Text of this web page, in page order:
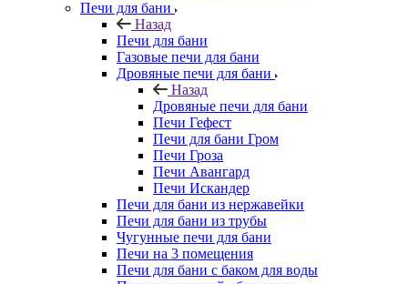
Печи для бани
Назад
Печи для бани
Газовые печи для бани
Дровяные печи для бани
Назад
Дровяные печи для бани
Печи Гефест
Печи для бани Гром
Печи Гроза
Печи Авангард
Печи Искандер
Печи для бани из нержавейки
Печи для бани из трубы
Чугунные печи для бани
Печи на 3 помещения
Печи для бани с баком для воды